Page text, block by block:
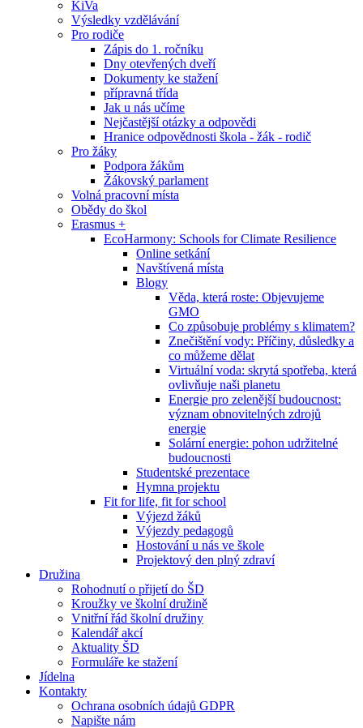
KiVa
Výsledky vzdělávání
Pro rodiče
Zápis do 1. ročníku
Dny otevřených dveří
Dokumenty ke stažení
přípravná třída
Jak u nás učíme
Nejčastější otázky a odpovědi
Hranice odpovědnosti škola - žák - rodič
Pro žáky
Podpora žákům
Žákovský parlament
Volná pracovní místa
Obědy do škol
Erasmus +
EcoHarmony: Schools for Climate Resilience
Online setkání
Navštívená místa
Blogy
Věda, která roste: Objevujeme
GMO
Co způsobuje problémy s klimatem?
Znečištění vody: Příčiny, důsledky a
co můžeme dělat
Virtuální voda: skrytá spotřeba, která
ovlivňuje naši planetu
Energie pro zelenější budoucnost:
význam obnovitelných zdrojů
energie
Solární energie: pohon udržitelné
budoucnosti
Studentské prezentace
Hymna projektu
Fit for life, fit for school
Výjezd žáků
Výjezdy pedagogů
Hostování u nás ve škole
Projektový den plný zdraví
Družina
Rohodnutí o přijetí do ŠD
Kroužky ve školní družině
Vnitřní řád školní družiny
Kalendář akcí
Aktuality ŠD
Formuláře ke stažení
Jídelna
Kontakty
Ochrana osobních údajů GDPR
Napište nám